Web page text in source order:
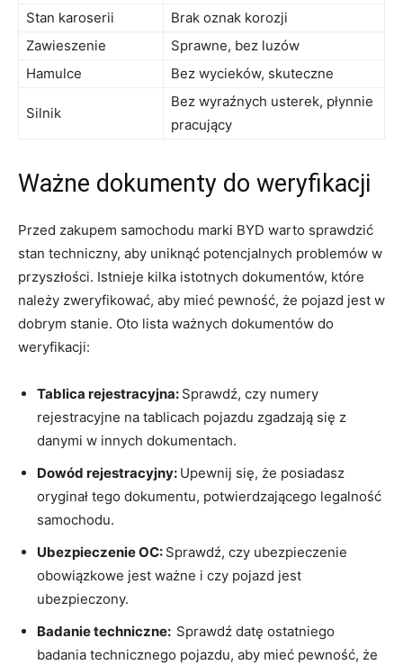
Stan karoserii
Brak oznak korozji
Zawieszenie
Sprawne, bez luzów
Hamulce
Bez ‌wycieków, skuteczne
Silnik
Bez wyraźnych usterek, płynnie⁢
pracujący
Ważne​ dokumenty do weryfikacji
Przed zakupem samochodu marki BYD warto sprawdzić
stan techniczny, aby uniknąć potencjalnych problemów w
przyszłości. Istnieje kilka ‌istotnych ⁤dokumentów, które
należy zweryfikować, aby mieć pewność, że ⁢pojazd ⁣jest w
dobrym stanie. Oto lista ważnych dokumentów ​do
weryfikacji:
Tablica rejestracyjna: Sprawdź, czy numery
rejestracyjne na tablicach pojazdu zgadzają ‍się z
danymi w innych dokumentach.
Dowód‌ rejestracyjny: Upewnij się, że ⁣posiadasz
oryginał tego dokumentu, potwierdzającego legalność
samochodu.
Ubezpieczenie⁣ OC: Sprawdź,⁣ czy ubezpieczenie
obowiązkowe jest‌ ważne​ i⁤ czy⁢ pojazd jest
ubezpieczony.
Badanie techniczne: ‍ Sprawdź datę ostatniego
badania technicznego pojazdu, aby ⁣mieć pewność,​ że